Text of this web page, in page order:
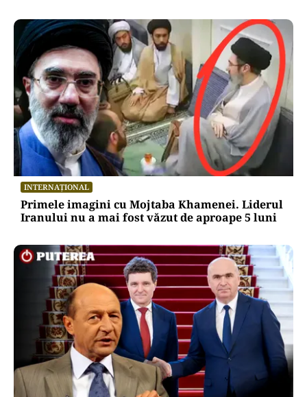
INTERNAȚIONAL
Primele imagini cu Mojtaba Khamenei. Liderul
Iranului nu a mai fost văzut de aproape 5 luni